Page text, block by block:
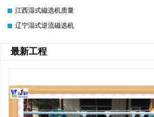
江西湿式磁选机质量
辽宁湿式逆流磁选机
最新工程